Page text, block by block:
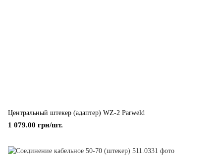
Центральный штекер (адаптер) WZ-2 Parweld
1 079.00 грн/шт.